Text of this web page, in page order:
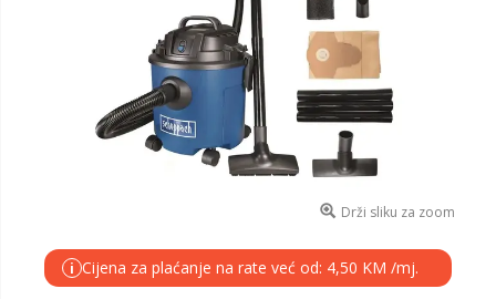
Drži sliku za zoom
i Cijena za plaćanje na rate već od: 4,50 KM /mj.